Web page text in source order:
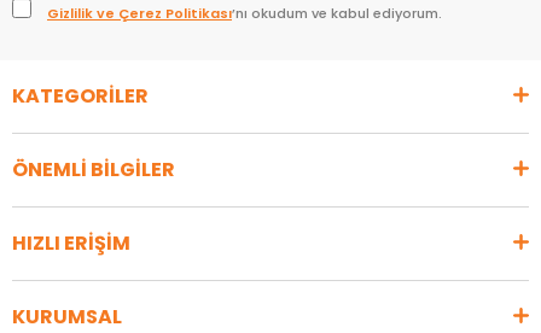
Gizlilik ve Çerez Politikası’nı okudum ve kabul ediyorum.
KATEGORİLER
ÖNEMLİ BİLGİLER
HIZLI ERİŞİM
KURUMSAL